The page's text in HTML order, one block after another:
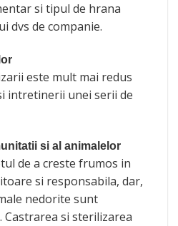
si tipul de hrana
dvs de companie.
este mult mai redus
intretinerii unei serii de
si al animalelor
de a creste frumos in
si responsabila, dar,
nedorite sunt
si sterilizarea